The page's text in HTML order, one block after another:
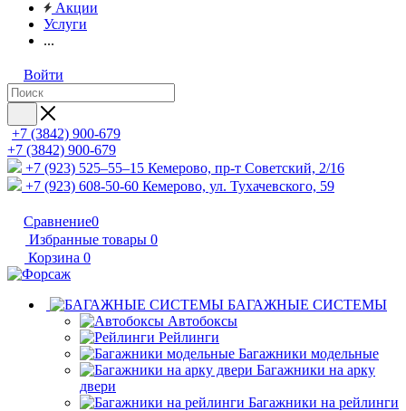
Акции
Услуги
...
Войти
+7 (3842) 900-679
+7 (3842) 900-679
+7 (923) 525–55–15 Кемерово, пр-т Советский, 2/16
+7 (923) 608-50-60 Кемерово, ул. Тухачевского, 59
Сравнение0
Избранные товары 0
Корзина 0
БАГАЖНЫЕ СИСТЕМЫ
Автобоксы
Рейлинги
Багажники модельные
Багажники на арку
двери
Багажники на рейлинги